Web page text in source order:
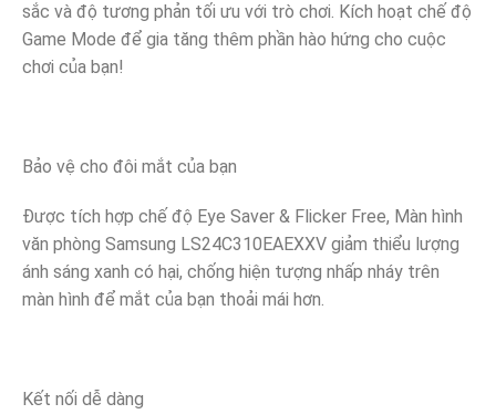
sắc và độ tương phản tối ưu với trò chơi. Kích hoạt chế độ
Game Mode để gia tăng thêm phần hào hứng cho cuộc
chơi của bạn!
Bảo vệ cho đôi mắt của bạn
Được tích hợp chế độ Eye Saver & Flicker Free, Màn hình
văn phòng Samsung LS24C310EAEXXV giảm thiểu lượng
ánh sáng xanh có hại, chống hiện tượng nhấp nháy trên
màn hình để mắt của bạn thoải mái hơn.
Kết nối dễ dàng